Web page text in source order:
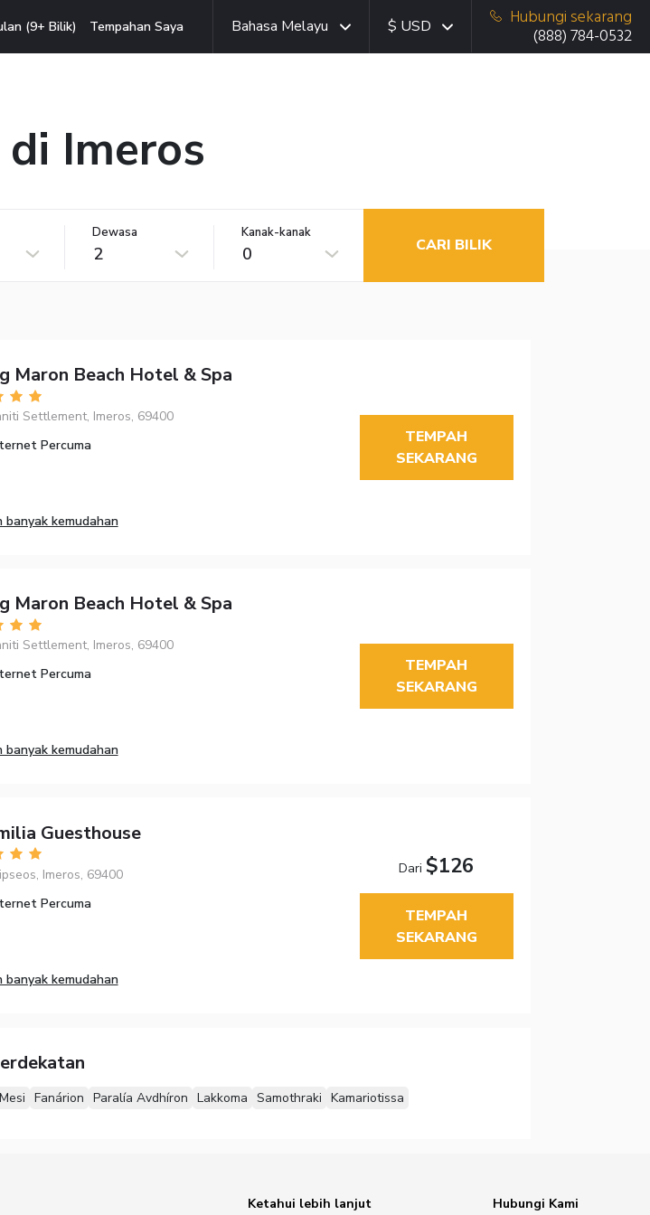
(9+ Bilik) Tempahan Saya Bahasa Melayu $ USD
Hubungi sekarang
(888) 784-0532
Imeros
Dewasa
2
Kanak-kanak
0 CARI BILIK
Maron Beach Hotel & Spa
Settlement, Imeros, 69400
Percuma
banyak kemudahan
TEMPAH
SEKARANG
Maron Beach Hotel & Spa
Settlement, Imeros, 69400
Percuma
banyak kemudahan
TEMPAH
SEKARANG
Guesthouse
Imeros, 69400
Percuma
banyak kemudahan
Dari$126
TEMPAH
SEKARANG
Mesi Fanárion Paralía Avdhíron Lakkoma Samothraki Kamariotissa
Ketahui lebih lanjut Hubungi Kami